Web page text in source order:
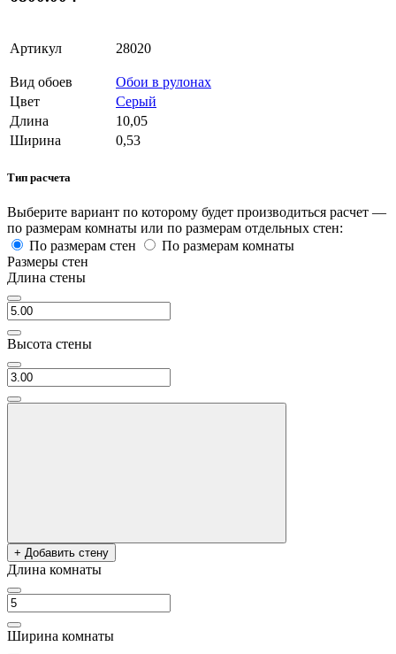
Артикул 28020
Вид обоев
Обои в рулонах
Цвет
Серый
Длина
10,05
Ширина
0,53
Тип расчета
Выберите вариант по которому будет производиться расчет —
по размерам комнаты или по размерам отдельных стен:
По размерам стен
По размерам комнаты
Размеры стен
Длина стены
Высота стены
+ Добавить стену
Длина комнаты
Ширина комнаты